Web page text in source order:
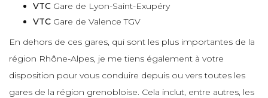
VTC Gare de Lyon-Saint-Exupéry
VTC Gare de Valence TGV
En dehors de ces gares, qui sont les plus importantes de la
région Rhône-Alpes, je me tiens également à votre
disposition pour vous conduire depuis ou vers toutes les
gares de la région grenobloise. Cela inclut, entre autres, les